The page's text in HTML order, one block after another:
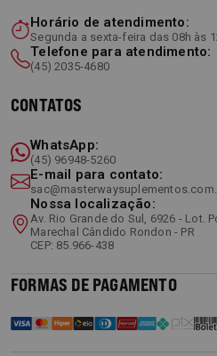
Horário de atendimento:
Segunda a sexta-feira das 08h às
Telefone para atendimento:
(45) 2035-4680
CONTATOS
WhatsApp:
(45) 96948-5260
E-mail para contato:
Nossa localização:
Av. Rio Grande do Sul, 6926 - Lot.
Marechal Cândido Rondon - PR
CEP: 85.966-438
FORMAS DE PAGAMENTO